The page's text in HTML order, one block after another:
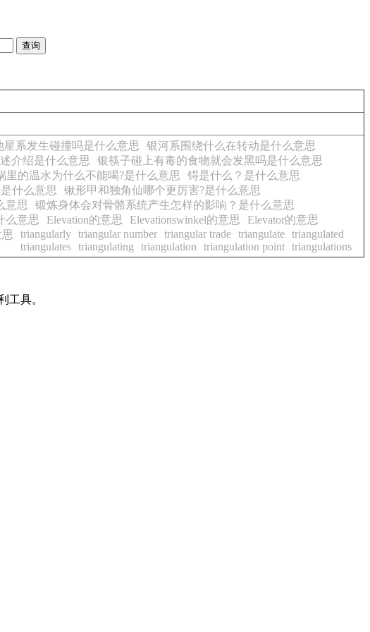
系发生碰撞吗是什么意思
银河系围绕什么在转动是什么意思
介绍是什么意思
银筷子碰上有毒的食物就会发黑吗是什么意思
里的温水为什么不能喝?是什么意思
锝是什么？是什么意思
什么意思
锹形甲和独角仙哪个更厉害?是什么意思
意思
锻炼身体会对骨骼系统产生怎样的影响？是什么意思
么意思 Elevation的意思 Elevationswinkel的意思
Elevator的意思
triangularly triangular number triangular trade triangulate triangulated
triangulates triangulating triangulation triangulation point triangulations
工具。